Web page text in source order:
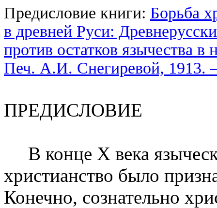
Предисловие книги: Борьба
в древней Руси:
против остатков язычества
Печ. А.И. Снегиревой, 1913.
ПРЕДИСЛОВИЕ
В конце Х века
христианство было
Конечно, сознательно